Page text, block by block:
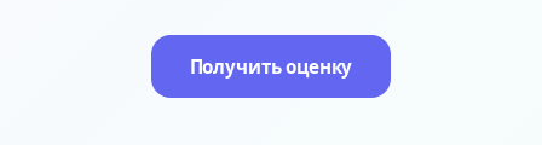
Получить оценку